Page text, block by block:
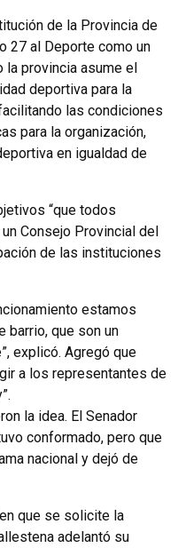
de la Provincia de
27 al Deporte como un
provincia asume el
deportiva para la
las condiciones
para la organización,
en igualdad de
“que todos
Consejo Provincial del
de las instituciones
estamos
barrio, que son un
explicó. Agregó que
a los representantes de
la idea. El Senador
conformado, pero que
nacional y dejó de
que se solicite la
adelantó su